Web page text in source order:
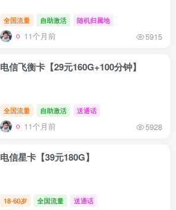
全国流量 自助激活 随机归属地
11个月前 5915
电信飞衡卡【29元160G+100分钟】
全国流量 自助激活 送通话
11个月前 5928
电信星卡【39元180G】
18-60岁 全国流量 送通话